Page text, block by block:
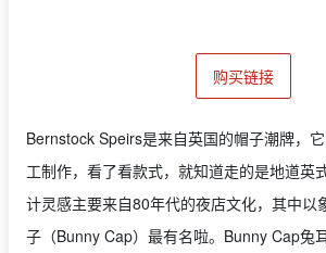
购买链接
Bernstock Speirs是来自英国的帽子潮牌，
工制作，看了看款式，就知道走的是地道英
计灵感主要来自80年代的夜店文化，其中以
子（Bunny Cap）最有名啦。Bunny Cap兔